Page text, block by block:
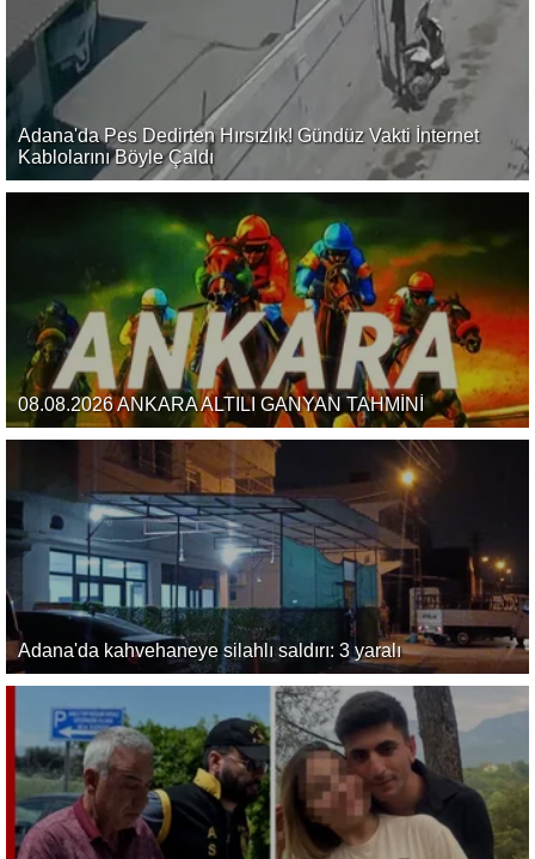
Adana'da Pes Dedirten Hırsızlık! Gündüz Vakti İnternet
Kablolarını Böyle Çaldı
08.08.2026 ANKARA ALTILI GANYAN TAHMİNİ
Adana'da kahvehaneye silahlı saldırı: 3 yaralı